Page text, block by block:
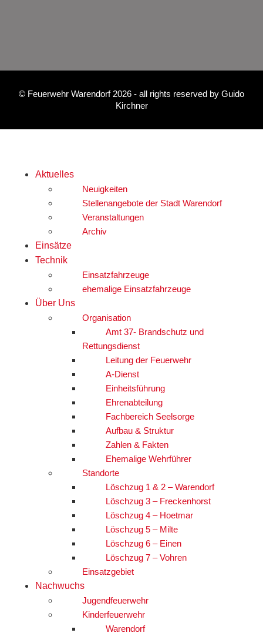
© Feuerwehr Warendorf 2026 - all rights reserved by Guido
Kirchner
Aktuelles
Neuigkeiten
Stellenangebote der Stadt Warendorf
Veranstaltungen
Archiv
Einsätze
Technik
Einsatzfahrzeuge
ehemalige Einsatzfahrzeuge
Über Uns
Organisation
Amt 37- Brandschutz und
Rettungsdienst
Leitung der Feuerwehr
A-Dienst
Einheitsführung
Ehrenabteilung
Fachbereich Seelsorge
Aufbau & Struktur
Zahlen & Fakten
Ehemalige Wehrführer
Standorte
Löschzug 1 & 2 – Warendorf
Löschzug 3 – Freckenhorst
Löschzug 4 – Hoetmar
Löschzug 5 – Milte
Löschzug 6 – Einen
Löschzug 7 – Vohren
Einsatzgebiet
Nachwuchs
Jugendfeuerwehr
Kinderfeuerwehr
Warendorf